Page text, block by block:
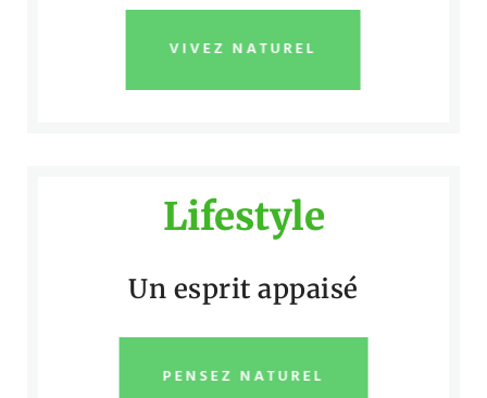
VIVEZ NATUREL
Lifestyle
Un esprit appaisé
PENSEZ NATUREL